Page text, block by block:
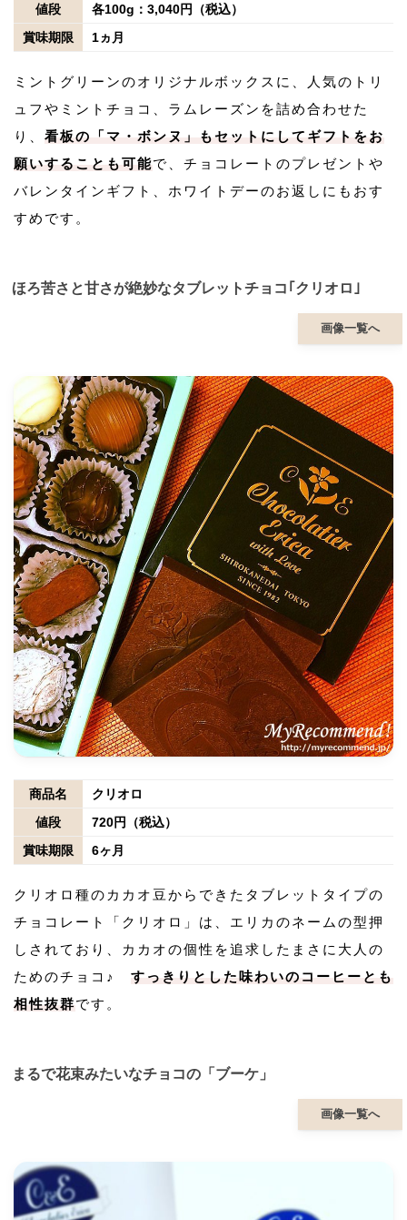
値段
各100g：3,040円（税込）
賞味期限
1ヵ月
ミントグリーンのオリジナルボックスに、人気のトリ
ュフやミントチョコ、ラムレーズンを詰め合わせた
り、 看板の「マ・ボンヌ」もセットにしてギフトをお
願いすることも可能で、チョコレートのプレゼントや
バレンタインギフト、ホワイトデーのお返しにもおす
すめです。
ほろ苦さと甘さが絶妙なタブレットチョコ｢クリオロ｣
画像一覧へ
商品名
クリオロ
値段
720円（税込）
賞味期限
6ヶ月
クリオロ種のカカオ豆からできたタブレットタイプの
チョコレート「クリオロ」は、エリカのネームの型押
しされており、カカオの個性を追求したまさに大人の
ためのチョコ♪ すっきりとした味わいのコーヒーとも
相性抜群です。
まるで花束みたいなチョコの「ブーケ」
画像一覧へ